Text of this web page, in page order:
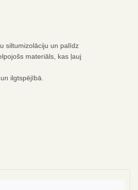
siltumizolāciju un palīdz
materiāls, kas ļauj
ilgtspējībā.